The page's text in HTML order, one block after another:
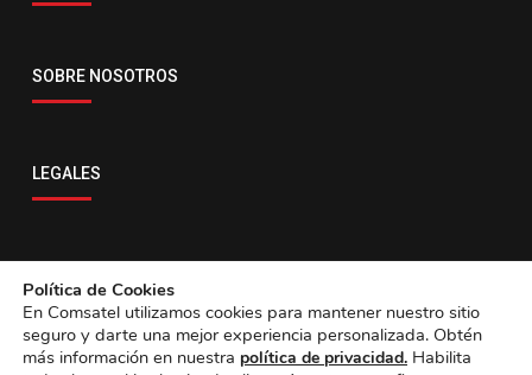
SOBRE NOSOTROS
LEGALES
Política de Cookies
En Comsatel utilizamos cookies para mantener nuestro sitio
seguro y darte una mejor experiencia personalizada. Obtén
más información en nuestra política de privacidad. Habilita
¿Hola, necesitas ayuda?